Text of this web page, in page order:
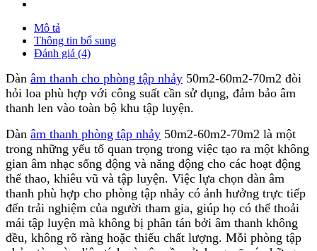
Mô tả
Thông tin bổ sung
Đánh giá (4)
Dàn âm thanh cho phòng tập nhảy 50m2-60m2-70m2 đòi
hỏi loa phù hợp với công suất cần sử dụng, đảm bảo âm
thanh len vào toàn bộ khu tập luyện.
Dàn âm thanh phòng tập nhảy 50m2-60m2-70m2 là một
trong những yếu tố quan trọng trong việc tạo ra một không
gian âm nhạc sống động và năng động cho các hoạt động
thể thao, khiêu vũ và tập luyện. Việc lựa chọn dàn âm
thanh phù hợp cho phòng tập nhảy có ảnh hưởng trực tiếp
đến trải nghiệm của người tham gia, giúp họ có thể thoải
mái tập luyện mà không bị phân tán bởi âm thanh không
đều, không rõ ràng hoặc thiếu chất lượng. Mỗi phòng tập